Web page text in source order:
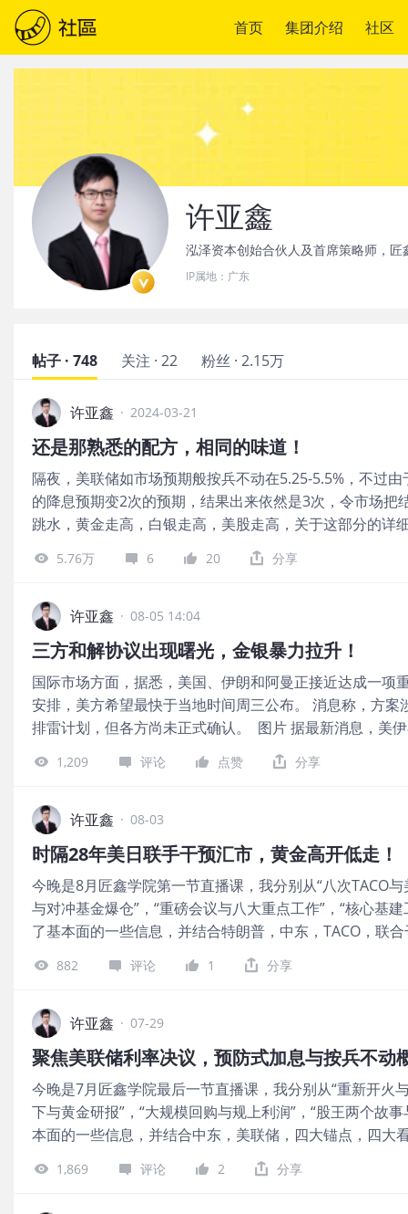
首页 集团介绍 社区
许亚鑫
泓泽资本创始合伙人及首席策略师，
IP属地： 广东
帖子 · 748 关注 · 22 粉丝 · 2.15万
许亚鑫 · 2024-03-21
还是那熟悉的配方，相同的味道！
隔夜，美联储如市场预期般按兵不动在5.25-5.5%，不过
的降息预期变2次的预期，结果出来依然是3次，令市场把
跳水，黄金走高，白银走高，美股走高，关于这部分的详
直播，以下是下午直播的A部分，还有B部分我设定为明
收(之所以设定A与B是因为视频的上传必须小于等于60分
1.4%上调至2.1%，2024年核心PCE预期从2.4%上调至
年联邦基金利率预期从3.6%上调至3.9%，2026年预期从
2.5%上调至2.6%。这反映出一些美联储官员的观点，即
更高的利率。 图片 就像前文《0319：日本央行退出负利
行明升暗降一样，美联储这一次也玩了一出明鸽暗鹰，所
谈到了近期几个重要基本面事件的“反常识走势”。 这种反
觉认为，今夜的北美盘，极有可能发生与隔夜屠空头完全
至为什么呢？其实还是那熟悉的配方，相同的味道！我无
题啊！！！ 图片 美联储主席鲍威尔的讲话，明确了本轮
降息，但是就是不明确今年到底什么时候降。 那，这样
这就是资金借助消息，故意炒作的结果。 有什么因，得
不给空头留后路，一杆子捅到顶创出纪录新高，打爆空头
就是原来的多头)就会选择一路砸下去，再次打
5.76万 6 20 分享
许亚鑫 · 08-05 14:04
三方和解协议出现曙光，金银暴力拉升！
国际市场方面，据悉，美国、伊朗和阿曼正接近达成一项
安排，美方希望最快于当地时间周三公布。 消息称，方案
排雷计划，但各方尚未正式确认。 图片 据最新消息，美
60天的临时协议，旨在恢复海峡通航。 协议的核心是重
同协调。然而，这背后是一场高风险的博弈。伊朗将海峡
避免油价飙升影响国内选情。 尽管协议带来了暂时的平静
重。正如上图所示，霍尔木兹海峡的通航对全球能源安全
可能只是下一轮风暴前的短暂间歇。 由于中东局势出现
现反弹，市场的风险偏好情绪上升，油气价格的回落也减
的预期，金银日内出现暴力拉升，金价一度冲破4200美
触及4213美元/盎司的近期高位；白银则涨幅一度超过4%
点。 同时，“小非农”数据不及预期，表明劳动力市场正在
买盘的重要基本面推动因素。 ADP研究院周三发布的数
经修订后的数据为9.5万人。 图片 当然，对于金银来说，
员卡什卡利的置评给金银带来了利空。 2026年FOMC票
卡利周三接受CNBC的采访时表示，美联储现在应“开始逐
免未来需要更大幅度加息。 卡什卡利是上周FOMC会议中
之一。 他表示，当前企业盈利强劲、消费者和就业市场保
1,209 评论 点赞 分享
许亚鑫 · 08-03
时隔28年美日联手干预汇市，黄金高开低走！
今晚是8月匠鑫学院第一节直播课，我分别从“八次TACO
与对冲基金爆仓”，“重磅会议与八大重点工作”，“核心基
了基本面的一些信息，并结合特朗普，中东，TACO，联
海力士，金银油，宏观定调，财政发力，适度宽松，扩大
车，人民币等给出了接下来的布局思路。 图片 国际市场
重磅的单边汇市干预行动，彰显遏制日元过快贬值的决心
是日元持续暴跌触及近40年历史低位，一度逼近1美元兑
本进口通胀、民生压力加剧。 图片 美国财长贝森特表示
动，我们将继续密切沟通，若有必要将毫不犹豫地参与新
片山皋月则指出，“针对日元异常且剧烈的波动采取了协
随时准备再度联手稳定市场。” 美国总统特朗普也表示，“
作，不仅有利于两国经济，更有利于全球经济的稳定与繁
日本央行账户数据显示，日本上周五可能斥资约340亿美
882 评论 1 分享
许亚鑫 · 07-29
聚焦美联储利率决议，预防式加息与按兵不动
今晚是7月匠鑫学院最后一节直播课，我分别从“重新开火
下与黄金研报”，“大规模回购与规上利润”，“股王两个故
本面的一些信息，并结合中东，美联储，四大锚点，四大
胀缓解，金银油，回购，逆回购，规上利润，电子与原材
民币等给出了接下来的布局思路。 图片 国际市场方面，
1,869 评论 2 分享